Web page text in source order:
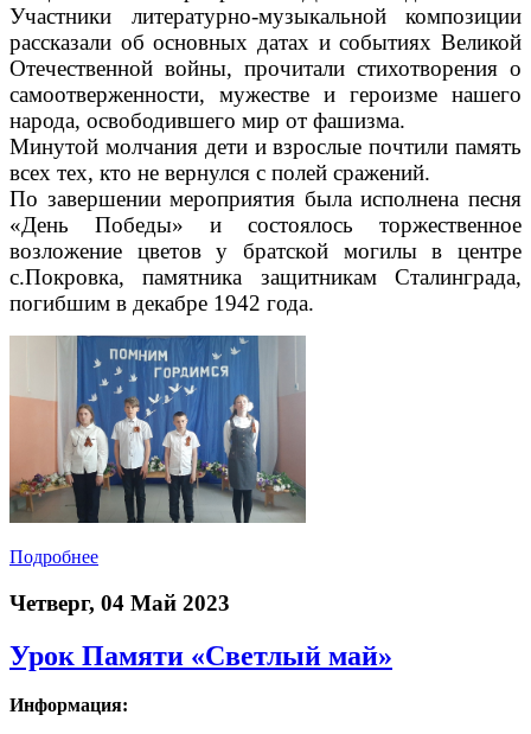
Участники литературно-музыкальной композиции
рассказали об основных датах и событиях Великой
Отечественной войны, прочитали стихотворения о
самоотверженности, мужестве и героизме нашего
народа, освободившего мир от фашизма.
Минутой молчания дети и взрослые почтили память
всех тех, кто не вернулся с полей сражений.
По завершении мероприятия была исполнена песня
«День Победы» и состоялось торжественное
возложение цветов у братской могилы в центре
с.Покровка, памятника защитникам Сталинграда,
погибшим в декабре 1942 года.
Подробнее
Четверг, 04 Май 2023
Урок Памяти «Светлый май»
Информация: